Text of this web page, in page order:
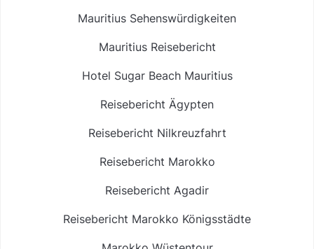
Mauritius Sehenswürdigkeiten
Mauritius Reisebericht
Hotel Sugar Beach Mauritius
Reisebericht Ägypten
Reisebericht Nilkreuzfahrt
Reisebericht Marokko
Reisebericht Agadir
Reisebericht Marokko Königsstädte